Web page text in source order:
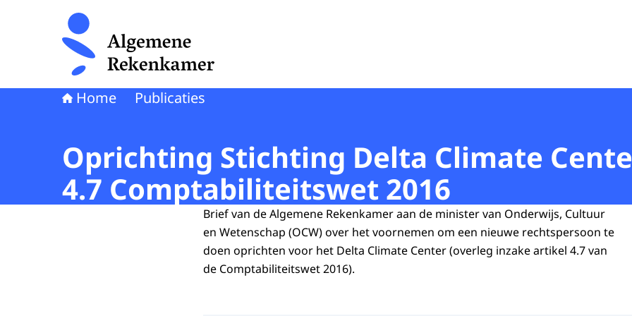
Naar de homepage van Algemene Rekenkamer
Home Publicaties
Oprichting Stichting Delta Climate
4.7 Comptabiliteitswet 2016
Brief van de Algemene Rekenkamer aan de minister van Onderwijs, Cultuur
en Wetenschap (OCW) over het voornemen om een nieuwe rechtspersoon te
doen oprichten voor het Delta Climate Center (overleg inzake artikel 4.7 van
de Comptabiliteitswet 2016).